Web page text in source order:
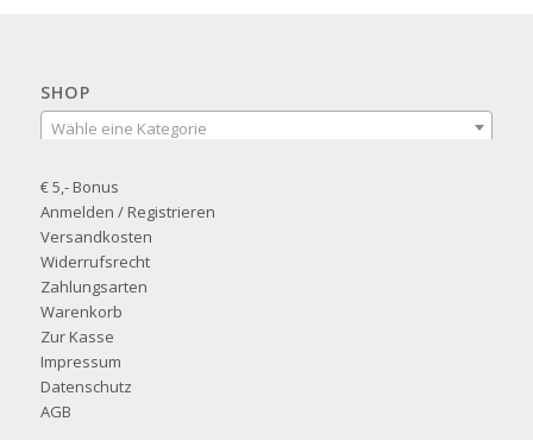
SHOP
Wähle eine Kategorie
€ 5,- Bonus
Anmelden / Registrieren
Versandkosten
Widerrufsrecht
Zahlungsarten
Warenkorb
Zur Kasse
Impressum
Datenschutz
AGB